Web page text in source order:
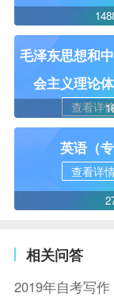
毛泽东思想和
会主义理论
查看详
英语（专
查看详
相关问答
2019年自考写